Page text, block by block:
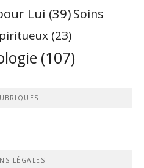
Lui (39)Soins
(23)
(107)
LÉGALES